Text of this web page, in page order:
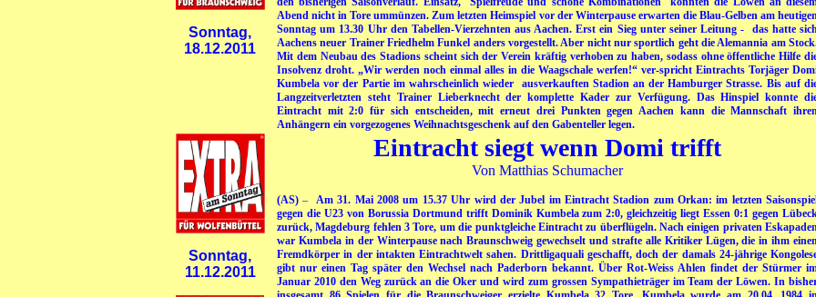
Sonntag,
18.12.2011
Abend nicht in Tore ummünzen. Zum letzten Heimspiel vor der Winterpause erwarten die Blau-Gelben am
Sonntag um 13.30 Uhr den Tabellen-Vierzehnten aus Aachen. Erst ein Sieg unter seiner Leitung - das hatte
Aachens neuer Trainer Friedhelm Funkel anders vorgestellt. Aber nicht nur sportlich geht die Alemannia am
Mit dem Neubau des Stadions scheint sich der Verein kräftig verhoben zu haben, sodass ohne öffentliche Hilfe
Insolvenz droht. „Wir werden noch einmal alles in die Waagschale werfen!“ ver-spricht Eintrachts Torjäger
Kumbela vor der Partie im wahrscheinlich wieder ausverkauften Stadion an der Hamburger Strasse. Bis auf
Langzeitverletzten steht Trainer Lieberknecht der komplette Kader zur Verfügung. Das Hinspiel konnte
Eintracht mit 2:0 für sich entscheiden, mit erneut drei Punkten gegen Aachen kann die Mannschaft
Anhängern ein vorgezogenes Weihnachtsgeschenk auf den Gabenteller legen.
Sonntag,
11.12.2011
Eintracht siegt wenn Domi trifft
Von Matthias Schumacher
(AS) –
Am 31. Mai 2008 um 15.37 Uhr wird der Jubel im Eintracht Stadion zum Orkan: im letzten
gegen die U23 von Borussia Dortmund trifft Dominik Kumbela zum 2:0, gleichzeitig liegt Essen 0:1 gegen
zurück, Magdeburg fehlen 3 Tore, um die punktgleiche Eintracht zu überflügeln. Nach einigen privaten
war Kumbela in der Winterpause nach Braunschweig gewechselt und strafte alle Kritiker Lügen, die in ihm
Fremdkörper in der intakten Eintrachtwelt sahen. Drittligaquali geschafft, doch der damals 24-jährige
gibt nur einen Tag später den Wechsel nach Paderborn bekannt. Über Rot-Weiss Ahlen findet der Stürmer
Januar 2010 den Weg zurück an die Oker und wird zum grossen Sympathieträger im Team der Löwen. In